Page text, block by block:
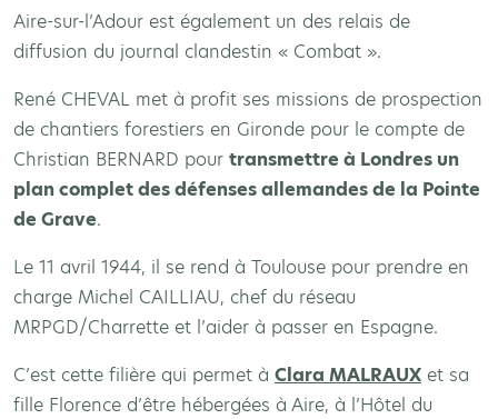
Aire-sur-l’Adour est également un des relais de
diffusion du journal clandestin « Combat ».
René CHEVAL met à profit ses missions de prospection
de chantiers forestiers en Gironde pour le compte de
Christian BERNARD pour transmettre à Londres un
plan complet des défenses allemandes de la Pointe
de Grave.
Le 11 avril 1944, il se rend à Toulouse pour prendre en
charge Michel CAILLIAU, chef du réseau
MRPGD/Charrette et l’aider à passer en Espagne.
C’est cette filière qui permet à Clara MALRAUX et sa
fille Florence d’être hébergées à Aire, à l’Hôtel du